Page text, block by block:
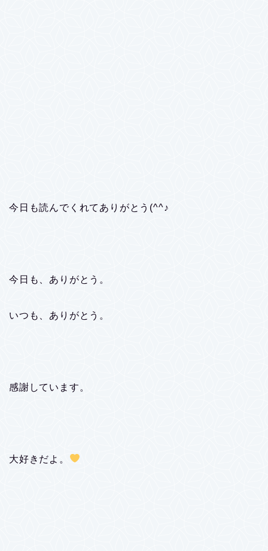
今日も読んでくれてありがとう(^^♪
今日も、ありがとう。
いつも、ありがとう。
感謝しています。
大好きだよ。